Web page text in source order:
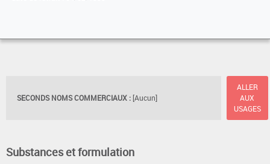
SECONDS NOMS COMMERCIAUX : [Aucun]
ALLER
AUX
USAGES
Substances et formulation